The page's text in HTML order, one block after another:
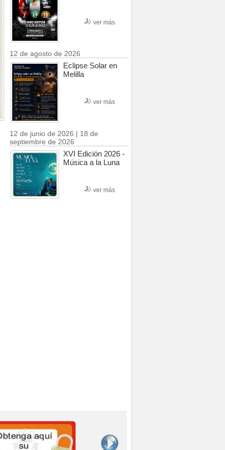
ver más
12 de agosto de 2026
Eclipse Solar en
Melilla
ver más
12 de junio de 2026 | 18 de
septiembre de 2026
XVI Edición 2026 -
Música a la Luna
ver más